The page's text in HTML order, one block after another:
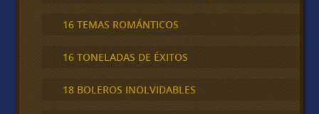
16 TEMAS ROMÁNTICOS
16 TONELADAS DE ÉXITOS
18 BOLEROS INOLVIDABLES